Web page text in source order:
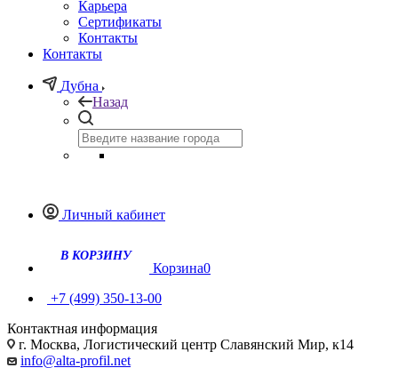
Карьера
Сертификаты
Контакты
Контакты
Дубна
Назад
Личный кабинет
Корзина0
+7 (499) 350-13-00
Контактная информация
г. Москва, Логистический центр Славянский Мир, к14
info@alta-profil.net